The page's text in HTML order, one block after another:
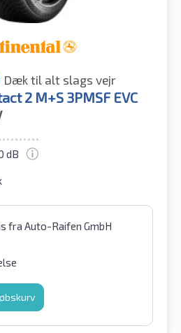
Dæk til alt slags vejr
2 M+S 3PMSF EVC
dB
fra Auto-Raifen GmbH